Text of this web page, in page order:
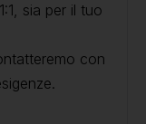
sia per il tuo
con